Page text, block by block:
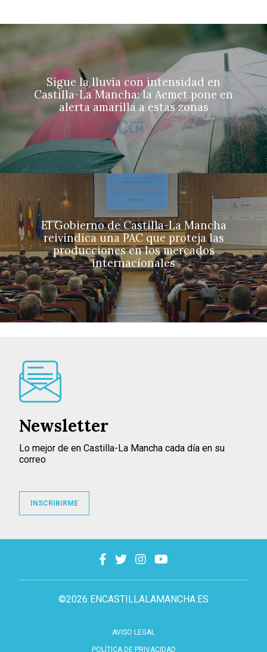
Sigue la lluvia con intensidad en
Castilla-La Mancha: la Aemet pone en
alerta amarilla a estas zonas
El Gobierno de Castilla-La Mancha
reivindica una PAC que proteja las
producciones en los mercados
internacionales
©2026 ENCASTILLALAMANCHA.ES
AVISO LEGAL
POLÍTICA DE PRIVACIDAD
Newsletter
Lo mejor de en Castilla-La Mancha cada día en su
correo
INSCRIBIRME